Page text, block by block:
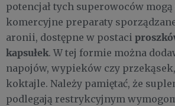
potencjał tych superowoców mogą
komercyjne preparaty
aronii, dostępne w postaci
kapsułek. W tej formie można
napojów, wypieków czy
koktajle. Należy pamiętać, że
podlegają restrykcyjnym